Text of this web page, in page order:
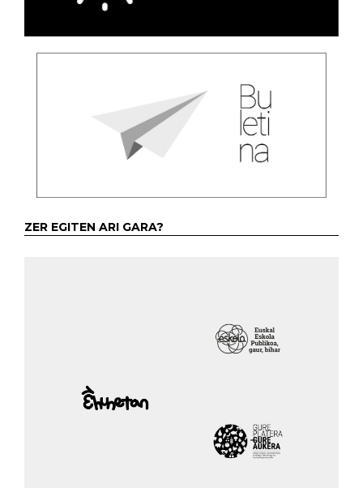
ZER EGITEN ARI GARA?